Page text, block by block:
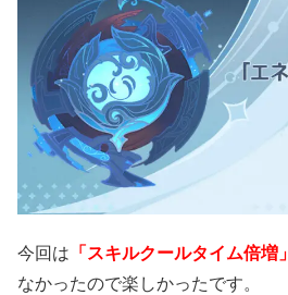
今回は 「スキルクールタイム倍増」
なかったので楽しかったです。